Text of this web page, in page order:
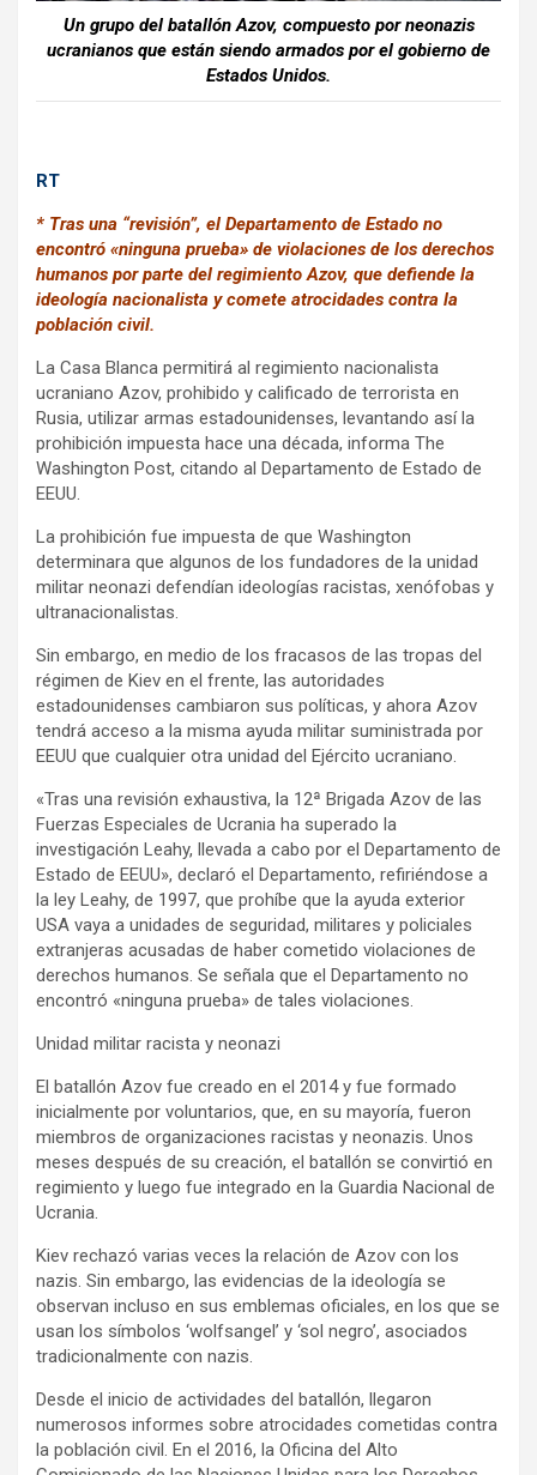
Un grupo del batallón Azov, compuesto por neonazis
ucranianos que están siendo armados por el gobierno de
Estados Unidos.
RT
* Tras una “revisión”, el Departamento de Estado no
encontró «ninguna prueba» de violaciones de los derechos
humanos por parte del regimiento Azov, que defiende la
ideología nacionalista y comete atrocidades contra la
población civil.
La Casa Blanca permitirá al regimiento nacionalista
ucraniano Azov, prohibido y calificado de terrorista en
Rusia, utilizar armas estadounidenses, levantando así la
prohibición impuesta hace una década, informa The
Washington Post, citando al Departamento de Estado de
EEUU.
La prohibición fue impuesta de que Washington
determinara que algunos de los fundadores de la unidad
militar neonazi defendían ideologías racistas, xenófobas y
ultranacionalistas.
Sin embargo, en medio de los fracasos de las tropas del
régimen de Kiev en el frente, las autoridades
estadounidenses cambiaron sus políticas, y ahora Azov
tendrá acceso a la misma ayuda militar suministrada por
EEUU que cualquier otra unidad del Ejército ucraniano.
«Tras una revisión exhaustiva, la 12ª Brigada Azov de las
Fuerzas Especiales de Ucrania ha superado la
investigación Leahy, llevada a cabo por el Departamento de
Estado de EEUU», declaró el Departamento, refiriéndose a
la ley Leahy, de 1997, que prohíbe que la ayuda exterior
USA vaya a unidades de seguridad, militares y policiales
extranjeras acusadas de haber cometido violaciones de
derechos humanos. Se señala que el Departamento no
encontró «ninguna prueba» de tales violaciones.
Unidad militar racista y neonazi
El batallón Azov fue creado en el 2014 y fue formado
inicialmente por voluntarios, que, en su mayoría, fueron
miembros de organizaciones racistas y neonazis. Unos
meses después de su creación, el batallón se convirtió en
regimiento y luego fue integrado en la Guardia Nacional de
Ucrania.
Kiev rechazó varias veces la relación de Azov con los
nazis. Sin embargo, las evidencias de la ideología se
observan incluso en sus emblemas oficiales, en los que se
usan los símbolos ‘wolfsangel’ y ‘sol negro’, asociados
tradicionalmente con nazis.
Desde el inicio de actividades del batallón, llegaron
numerosos informes sobre atrocidades cometidas contra
la población civil. En el 2016, la Oficina del Alto